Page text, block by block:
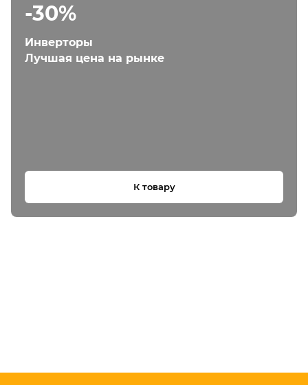
-30%
Инверторы
Лучшая цена на рынке
К товару